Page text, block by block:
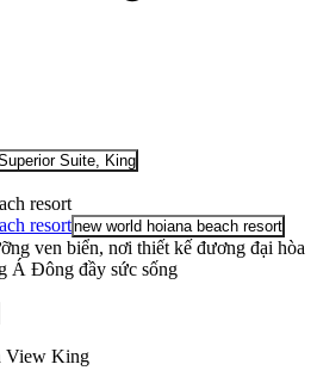
Suite, King
resort
resortnew world hoiana beach resort
ven biển, nơi thiết kế đương đại hòa
Á Đông đầy sức sống
View King